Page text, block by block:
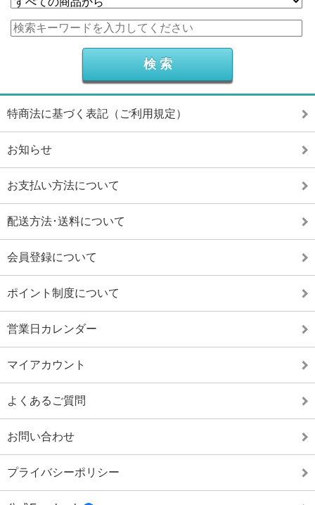
特商法に基づく表記（ご利用規定）
お知らせ
お支払い方法について
配送方法･送料について
会員登録について
ポイント制度について
営業日カレンダー
マイアカウント
よくあるご質問
お問い合わせ
プライバシーポリシー